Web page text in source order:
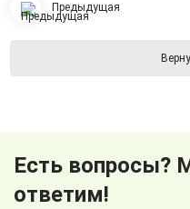
Предыдущая
Есть вопросы?
ответим!